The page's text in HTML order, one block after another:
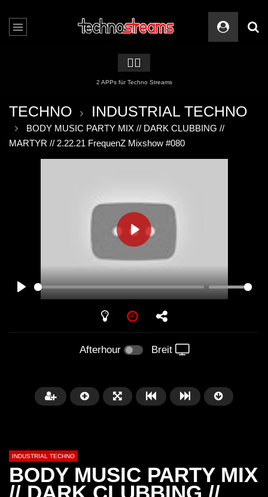
🏳️‍🌈
2 APPs für Techno Streams
TECHNO INDUSTRIAL TECHNO
BODY MUSIC PARTY MIX // DARK CLUBBING //
MARTYR // 2.22.21 FrequenZ Mixshow #080
PLAY
PLAY
Afterhour Breit
INDUSTRIAL TECHNO
BODY MUSIC PARTY MIX